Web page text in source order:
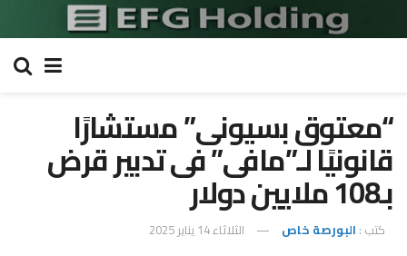
“معتوق بسيونى” مستشارًا
قانونيًا لـ”مافى” فى تدبير قرض
بـ108 ملايين دولار
كتب : البورصة خاص الثلاثاء 14 يناير 2025